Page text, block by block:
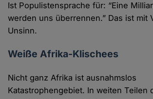
Ist Populistensprache für: “Eine
werden uns überrennen.” Das ist mit
Unsinn.
Weiße Afrika-Klischees
Nicht ganz Afrika ist ausnahmslos
Katastrophengebiet. In weiten Teilen